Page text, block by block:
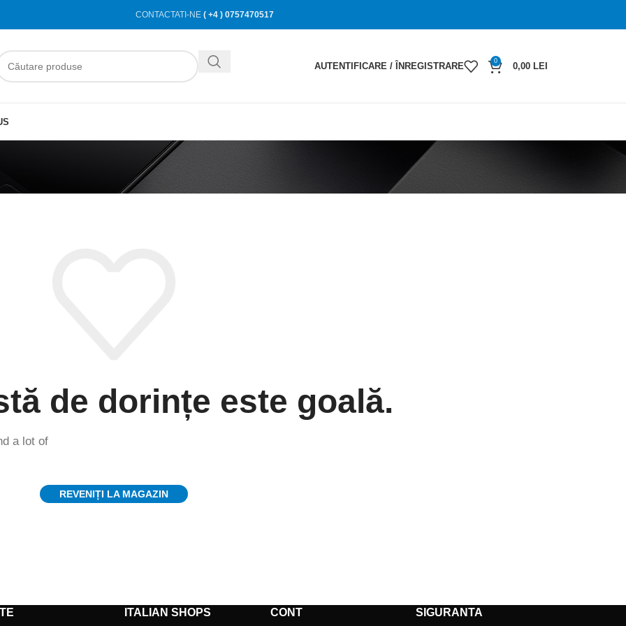
CONTACTATI-NE ( +4 ) 0757470517
AUTENTIFICARE / ÎNREGISTRARE
0
0,00 LEI
de dorințe este goală.
a lot of
REVENIȚI LA MAGAZIN
ITALIAN SHOPS CONT SIGURANTA